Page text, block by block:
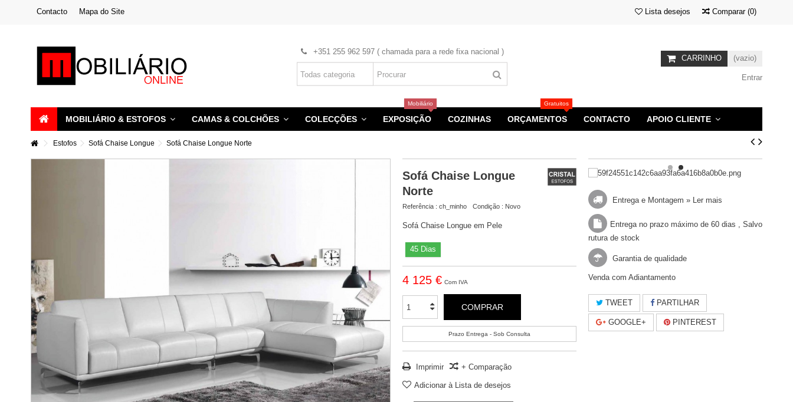
Contacto Mapa do Site Comparar (0)
Lista desejos
+351 255 962 597 ( chamada para a rede fixa nacional )
CARRINHO (vazio)
Entrar
MOBILIÁRIO & ESTOFOS CAMAS & COLCHÕES COLECÇÕES EXPOSIÇÃO
Mobiliário
COZINHAS ORÇAMENTOS
Gratuitos
CONTACTO APOIO CLIENTE
Estofos Sofá Chaise Longue Sofá Chaise Longue Norte
Sofá Chaise Longue
Norte
Referência : ch_minho Condição : Novo
Sofá Chaise Longue em Pele
45 Dias
4 125 € Com IVA
COMPRAR
Prazo Entrega - Sob Consulta
Imprimir + Comparação
Adicionar à Lista de desejos
Entrega e Montagem » Ler mais
Entrega no prazo máximo de 60 dias , Salvo
rutura de stock
Garantia de qualidade
Venda com Adiantamento
TWEET PARTILHAR
GOOGLE+ PINTEREST